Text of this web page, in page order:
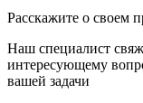
Расскажите о своем
Наш специалист
интересующему
вашей задачи